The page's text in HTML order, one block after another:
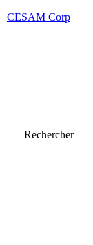
| CESAM Corp
Rechercher